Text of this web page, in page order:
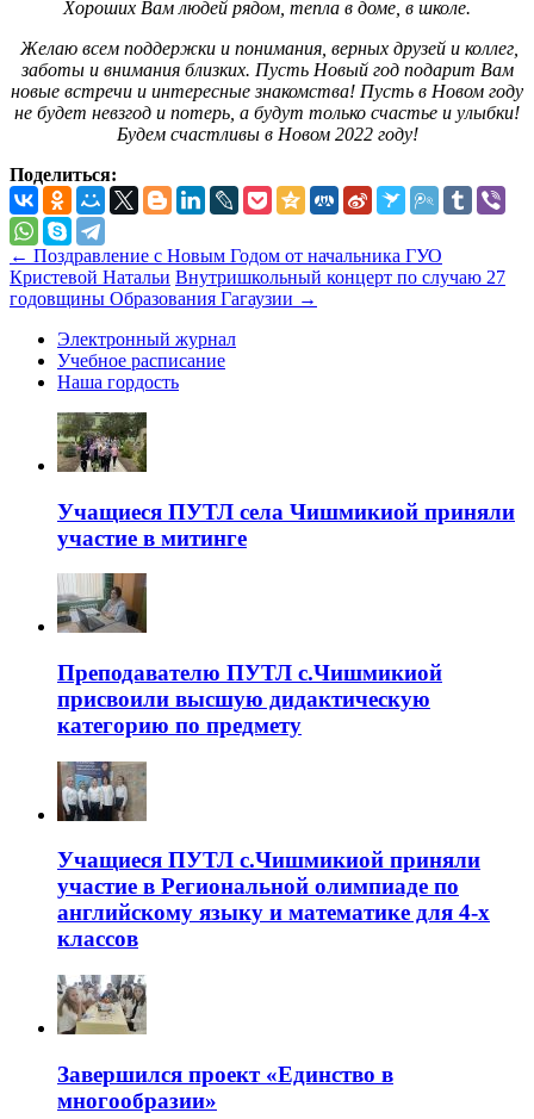
Хороших Вам людей рядом, тепла в доме, в школе.
Желаю всем поддержки и понимания, верных друзей и коллег,
заботы и внимания близких. Пусть Новый год подарит Вам
новые встречи и интересные знакомства! Пусть в Новом году
не будет невзгод и потерь, а будут только счастье и улыбки!
Будем счастливы в Новом 2022 году!
Поделиться:
← Поздравление с Новым Годом от начальника ГУО
Кристевой Натальи Внутришкольный концерт по случаю 27
годовщины Образования Гагаузии →
Электронный журнал
Учебное расписание
Наша гордость
Учащиеся ПУТЛ села Чишмикиой приняли
участие в митинге
Преподавателю ПУТЛ с.Чишмикиой
присвоили высшую дидактическую
категорию по предмету
Учащиеся ПУТЛ с.Чишмикиой приняли
участие в Региональной олимпиаде по
английскому языку и математике для 4-х
классов
Завершился проект «Единство в
многообразии»